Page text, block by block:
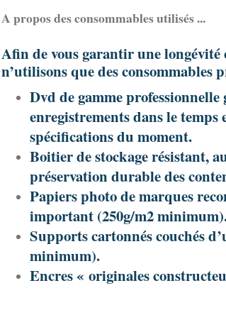
A propos des consommables utilisés ...
Afin de vous garantir une longévité
n’utilisons que des consommables
Dvd de gamme
enregistrements dans le
spécifications du moment.
Boitier de stockage résistant,
préservation durable des
Papiers photo de marques
important (250g/m2
Supports cartonnés couchés
minimum).
Encres « originales